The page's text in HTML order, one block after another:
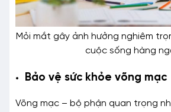
Mỏi mắt gây ảnh hưởng nghiêm
cuộc sống hàng
Bảo vệ sức khỏe võng mạc
Võng mạc – bộ phận quan trọng